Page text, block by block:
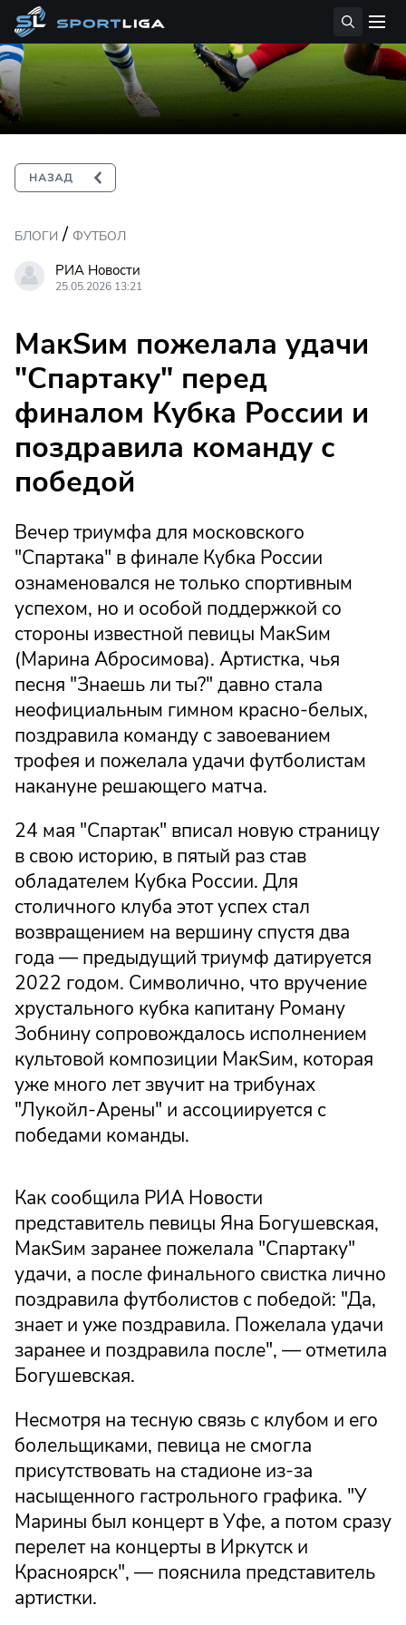
БЛОГИ / ФУТБОЛ
РИА Новости
25.05.2026 13:21
МакSим пожелала удачи
"Спартаку" перед
финалом Кубка России и
поздравила команду с
победой
Вечер триумфа для московского
"Спартака" в финале Кубка России
ознаменовался не только спортивным
успехом, но и особой поддержкой со
стороны известной певицы МакSим
(Марина Абросимова). Артистка, чья
песня "Знаешь ли ты?" давно стала
неофициальным гимном красно-белых,
поздравила команду с завоеванием
трофея и пожелала удачи футболистам
накануне решающего матча.
24 мая "Спартак" вписал новую страницу
в свою историю, в пятый раз став
обладателем Кубка России. Для
столичного клуба этот успех стал
возвращением на вершину спустя два
года — предыдущий триумф датируется
2022 годом. Символично, что вручение
хрустального кубка капитану Роману
Зобнину сопровождалось исполнением
культовой композиции МакSим, которая
уже много лет звучит на трибунах
"Лукойл-Арены" и ассоциируется с
победами команды.
Как сообщила РИА Новости
представитель певицы Яна Богушевская,
МакSим заранее пожелала "Спартаку"
удачи, а после финального свистка лично
поздравила футболистов с победой: "Да,
знает и уже поздравила. Пожелала удачи
заранее и поздравила после", — отметила
Богушевская.
Несмотря на тесную связь с клубом и его
болельщиками, певица не смогла
присутствовать на стадионе из-за
насыщенного гастрольного графика. "У
Марины был концерт в Уфе, а потом сразу
перелет на концерты в Иркутск и
Красноярск", — пояснила представитель
артистки.